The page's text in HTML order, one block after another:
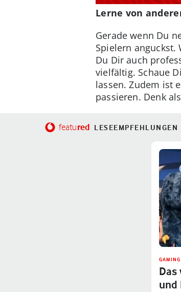
Lerne von
Gerade wenn Du
Spielern
Du Dir auch
vielfältig. Schaue
lassen. Zudem ist
passieren. Denk
featured LESEEMPFEHLUNGEN
GAMING
Das
und